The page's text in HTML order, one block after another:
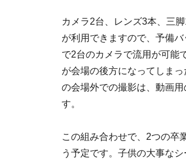
カメラ2台、レンズ3本、三
が利用できますので、予備
で2台のカメラで流用が可能
が会場の後方になってしま
の会場外での撮影は、動画
す。
この組み合わせで、2つの卒
う予定です。子供の大事な